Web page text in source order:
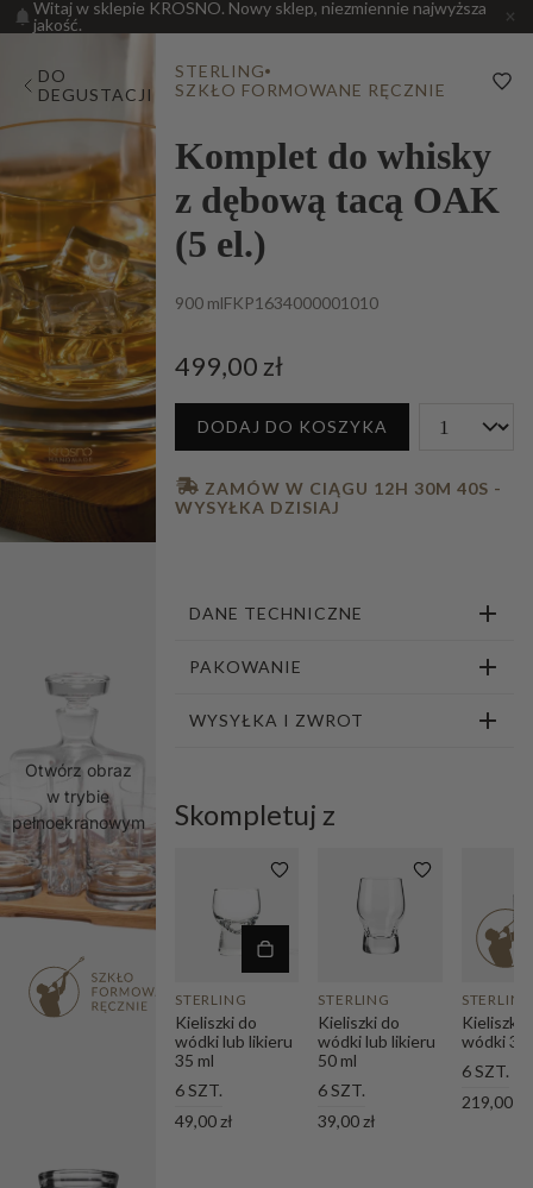
Witaj w sklepie KROSNO. Nowy sklep, niezmiennie najwyższa
jakość.
DO
DEGUSTACJI
Otwórz obraz
w trybie
pełnoekranowym
STERLING
SZKŁO FORMOWANE RĘCZNIE
Komplet do whisky
z dębową tacą OAK
(5 el.)
900 mlFKP1634000001010
499,00 zł
DODAJ DO KOSZYKA
DANE TECHNICZNE
PAKOWANIE
WYSYŁKA I ZWROT
Skompletuj z
STERLING
Kieliszki do
wódki lub likieru
35 ml
6 SZT.
49,00 zł
STERLING
Kieliszki do
wódki lub likieru
50 ml
6 SZT.
39,00 zł
STERLING
Kieliszki
wódki 35
6 SZT.
219,00 zł
ZAMÓW W CIĄGU 12H 30M 39S -
WYSYŁKA DZISIAJ